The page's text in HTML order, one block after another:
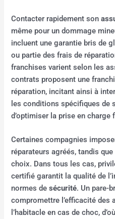
Contacter rapidement son
même pour un dommage
incluent une garantie bris de
ou partie des frais de
franchises varient selon les
contrats proposent une
réparation, incitant ainsi à
les conditions spécifiques de
d’optimiser la prise en charge
Certaines compagnies
réparateurs agréés, tandis
choix. Dans tous les cas,
certifié garantit la qualité de
normes desécurité. Un pare-
compromettre l’efficacité des
l’habitacle en cas de choc,